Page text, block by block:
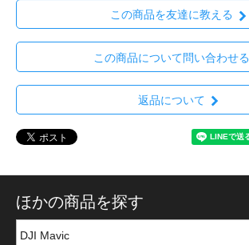
この商品を友達に教える
この商品について問い合わせる
返品について
ほかの商品を探す